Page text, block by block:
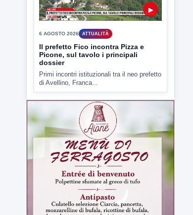
▶
Il prefetto Fico incontra Pizza e
Picone, sul tavolo i principali
dossier
Primi incontri istituzionali tra il neo prefetto
di Avellino, Franca...